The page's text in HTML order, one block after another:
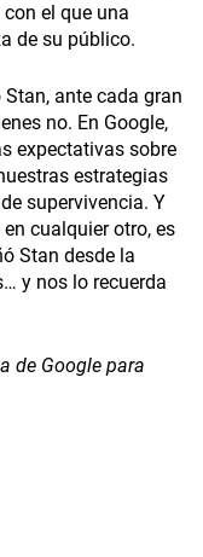
el que una
de su público.
ante cada gran
no. En Google,
expectativas sobre
estrategias
supervivencia. Y
cualquier otro, es
Stan desde la
y nos lo recuerda
de Google para